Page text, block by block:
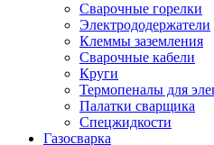
Сварочные горелки
Электрододержатели
Клеммы заземления
Сварочные кабели
Круги
Термопеналы для
Палатки сварщика
Спецжидкости
Газосварка